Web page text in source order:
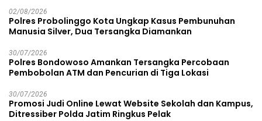
02/08/2026
Polres Probolinggo Kota Ungkap Kasus Pembunuhan
Manusia Silver, Dua Tersangka Diamankan
30/07/2026
Polres Bondowoso Amankan Tersangka Percobaan
Pembobolan ATM dan Pencurian di Tiga Lokasi
30/07/2026
Promosi Judi Online Lewat Website Sekolah dan Kampus,
Ditressiber Polda Jatim Ringkus Pelak